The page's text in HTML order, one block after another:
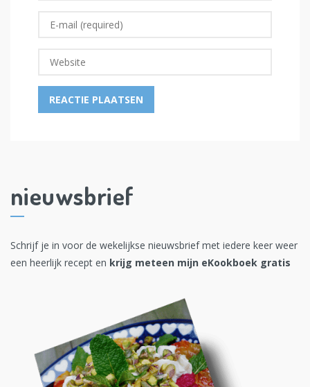
nieuwsbrief
Schrijf je in voor de wekelijkse nieuwsbrief met iedere keer weer
een heerlijk recept en krijg meteen mijn eKookboek gratis